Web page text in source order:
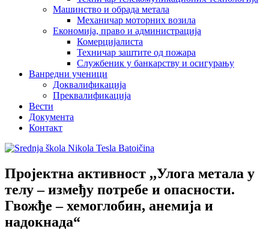
Машинство и обрада метала
Механичар моторних возила
Економија, право и администрација
Комерцијалиста
Техничар заштите од пожара
Службеник у банкарству и осигурању
Ванредни ученици
Доквалификација
Преквалификација
Вести
Документа
Контакт
Пројектна активност ,,Улога метала у
телу – између потребе и опасности.
Гвожђе – хемоглобин, анемија и
надокнада“